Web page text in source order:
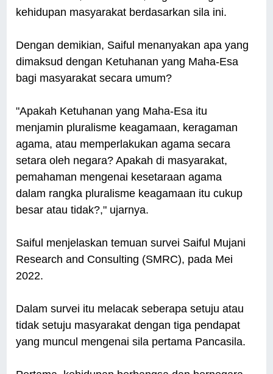
kehidupan masyarakat berdasarkan sila ini.
Dengan demikian, Saiful menanyakan apa yang
dimaksud dengan Ketuhanan yang Maha-Esa
bagi masyarakat secara umum?
"Apakah Ketuhanan yang Maha-Esa itu
menjamin pluralisme keagamaan, keragaman
agama, atau memperlakukan agama secara
setara oleh negara? Apakah di masyarakat,
pemahaman mengenai kesetaraan agama
dalam rangka pluralisme keagamaan itu cukup
besar atau tidak?," ujarnya.
Saiful menjelaskan temuan survei Saiful Mujani
Research and Consulting (SMRC), pada Mei
2022.
Dalam survei itu melacak seberapa setuju atau
tidak setuju masyarakat dengan tiga pendapat
yang muncul mengenai sila pertama Pancasila.